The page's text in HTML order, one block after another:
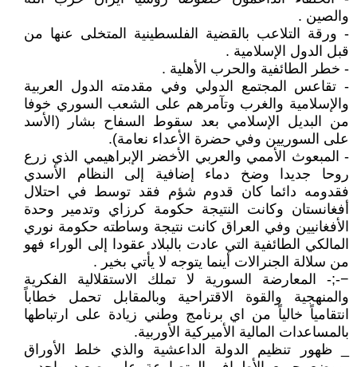
والصين .
- ورقة التلاعب بالقضية الفلسطينية المتخلى عنها من
قبل الدول الإسلامية .
- خطر الطائفية والحرب الأهلية .
- تقاعس المجتمع الدولي وفي مقدمته الدول العربية
والإسلامية والغرب وتآمرهم على الشعب السوري خوفا
من البديل الإسلامي بعد سقوط السفاح بشار (الأسد
على السوريين وفي حضرة الأعداء نعامة).
- المبعوث الأممي والعربي الأخضر الإبراهيمي الذي زرع
روحا جديدا وضخ دماء إضافية إلى النظام الأسدي
فقدومه دائما كان قدوم شؤم فقد توسط في احتلال
أفغانستان وكانت النتيجة حكومة كرزاي وتدمير وحدة
الأفغانيين وفي العراق كانت نتيجة وساطته حكومة نوري
المالكي الطائفية التي عادت بالبلاد عقودا إلى الوراء فهو
من سلالة الجنرالات أينما يتوجه لا يأتي بخير .
−-;- المعارضة السورية لا تملك الاستقلالية الفكرية
والمنهجية والقوة الاقتراحية وبالمقابل تحمل خطاباً
انتقامياً خالياً من اي برنامج وطني زيادة على ارتباطها
بالمساعدات المالية الأميركية الأوربية.
_ ظهور تنظيم الدولة الداعشية والذي خلط الأوراق